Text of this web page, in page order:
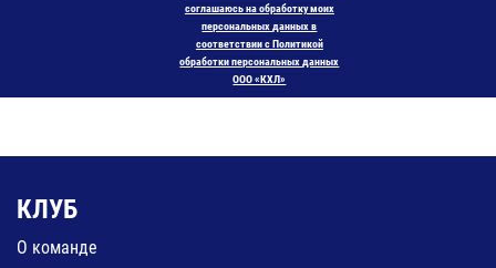
соглашаюсь на обработку моих
персональных данных в
соответствии с Политикой
обработки персональных данных
ООО «КХЛ»
КЛУБ
О команде